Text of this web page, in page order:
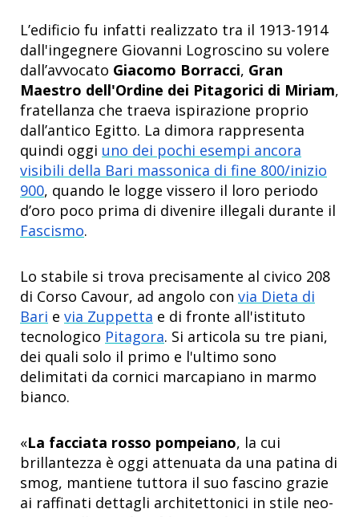
L’edificio fu infatti realizzato tra il 1913-1914
dall'ingegnere Giovanni Logroscino su volere
dall’avvocato Giacomo Borracci, Gran
Maestro dell'Ordine dei Pitagorici di Miriam,
fratellanza che traeva ispirazione proprio
dall’antico Egitto. La dimora rappresenta
quindi oggi uno dei pochi esempi ancora
visibili della Bari massonica di fine 800/inizio
900, quando le logge vissero il loro periodo
d’oro poco prima di divenire illegali durante il
Fascismo.
Lo stabile si trova precisamente al civico 208
di Corso Cavour, ad angolo con via Dieta di
Bari e via Zuppetta e di fronte all'istituto
tecnologico Pitagora. Si articola su tre piani,
dei quali solo il primo e l'ultimo sono
delimitati da cornici marcapiano in marmo
bianco.
«La facciata rosso pompeiano, la cui
brillantezza è oggi attenuata da una patina di
smog, mantiene tuttora il suo fascino grazie
ai raffinati dettagli architettonici in stile neo-